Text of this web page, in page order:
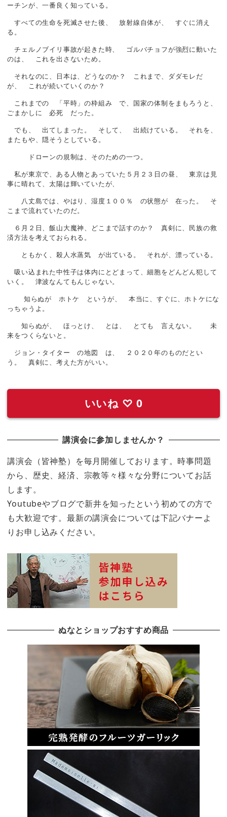
ーチンが、一番良く知っている。
すべての生命を死滅させた後、 放射線自体が、 すぐに消え
る。
チェルノブイリ事故が起きた時、 ゴルバチョフが強烈に動いた
のは、 これを出さないため。
それなのに、日本は、どうなのか？ これまで、ダダモレだ
が、 これが続いていくのか？
これまでの 「平時」の枠組み で、国家の体制をまもろうと、
ごまかしに 必死 だった。
でも、 出てしまった。 そして、 出続けている。 それを、
またもや、隠そうとしている。
ドローンの規制は、そのための一つ。
私が東京で、ある人物とあっていた５月２３日の昼、 東京は見
事に晴れて、太陽は輝いていたが、
八丈島では、やはり、湿度１００％ の状態が 在った。 そ
こまで流れていたのだ。
６月２日、飯山大魔神、どこまで話すのか？ 真剣に、民族の救
済方法を考えておられる。
ともかく、殺人水蒸気 が出ている。 それが、漂っている。
吸い込まれた中性子は体内にとどまって、細胞をどんどん犯して
いく。 津波なんてもんじゃない。
知らぬが ホトケ というが、 本当に、すぐに、ホトケにな
っちゃうよ。
知らぬが、 ほっとけ、 とは、 とても 言えない。 未
来をつくらないと。
ジョン・タイター の地図 は、 ２０２０年のものだとい
う。 真剣に、考えた方がいい。
いいね ♡ 0
講演会に参加しませんか？
講演会（皆神塾）を毎月開催しております。時事問題
から、歴史、経済、宗教等々様々な分野についてお話
します。
Youtubeやブログで新井を知ったという初めての方で
も大歓迎です。最新の講演会については下記バナーよ
りお申し込みください。
ぬなとショップおすすめ商品